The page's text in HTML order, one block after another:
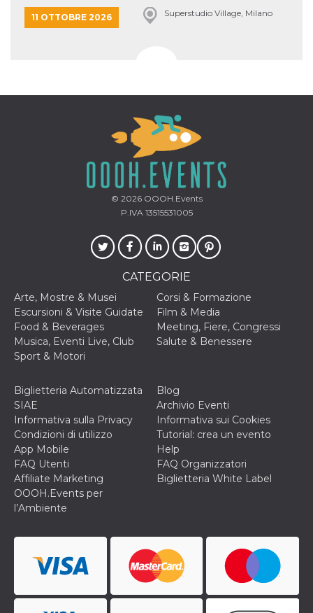
11 OTTOBRE 2026 Superstudio Village, Milano
© 2026OOOH.Events
P.IVA 13515531005
CATEGORIE
Arte, Mostre & Musei
Corsi & Formazione
Escursioni & Visite Guidate
Film & Media
Food & Beverages
Meeting, Fiere, Congressi
Musica, Eventi Live, Club
Salute & Benessere
Sport & Motori
Biglietteria Automatizzata
SIAE
Blog
Archivio Eventi
Informativa sulla Privacy
Informativa sui Cookies
Condizioni di utilizzo
Tutorial: crea un evento
App Mobile
Help
FAQ Utenti
FAQ Organizzatori
Affiliate Marketing
Biglietteria White Label
OOOH.Events per
l’Ambiente